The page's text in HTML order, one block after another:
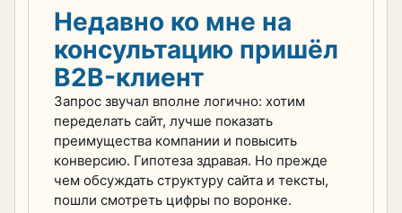
Недавно ко мне на
консультацию пришёл
B2B-клиент
Запрос звучал вполне логично: хотим
переделать сайт, лучше показать
преимущества компании и повысить
конверсию. Гипотеза здравая. Но прежде
чем обсуждать структуру сайта и тексты,
пошли смотреть цифры по воронке.